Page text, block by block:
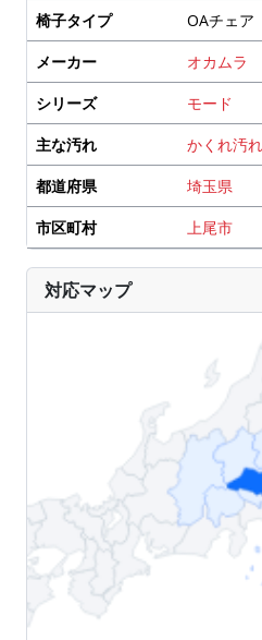
椅子タイプ
OAチェア
メーカー
オカムラ
シリーズ
モード
主な汚れ
かくれ汚れ
都道府県
埼玉県
市区町村
上尾市
対応マップ